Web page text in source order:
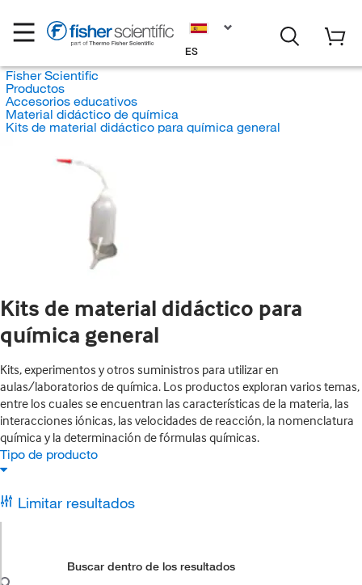
ES
Fisher Scientific
Productos
Accesorios educativos
Material didáctico de química
Kits de material didáctico para química general
Kits de material didáctico para
química general
Kits, experimentos y otros suministros para utilizar en
aulas/laboratorios de química. Los productos exploran varios temas,
entre los cuales se encuentran las características de la materia, las
interacciones iónicas, las velocidades de reacción, la nomenclatura
química y la determinación de fórmulas químicas.
Tipo de producto
Limitar resultados
Buscar dentro de los resultados